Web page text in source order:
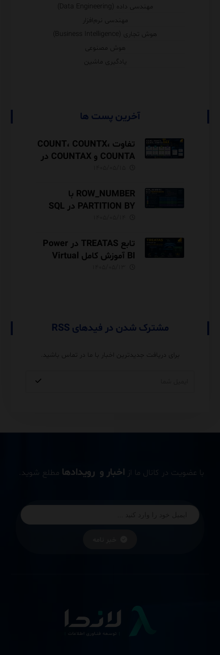
مهندسی داده (Data Engineering)
مهندسی نرم‌افزار
هوش تجاری (Business Intelligence)
هوش مصنوعی
یادگیری ماشین
آخرین پست ها
تفاوت COUNT، COUNTX،
COUNTA و COUNTAX در
ROW_NUMBER با
PARTITION BY در SQL
تابع TREATAS در Power
BI آموزش کامل Virtual
مشترک شدن در فیدهای RSS
برای دریافت جدیدترین اخبار با ما در تماس باشید.
با عضویت در کانال ما از اخبار و رویدادها مطلع شوید.